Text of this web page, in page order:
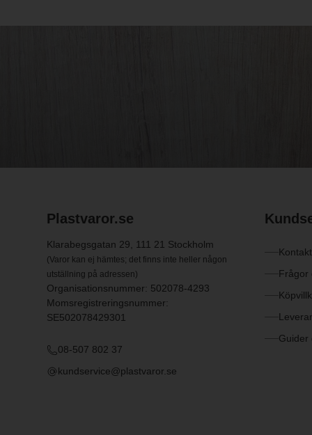
Plastvaror.se
Klarabegsgatan 29, 111 21 Stockholm
(Varor kan ej hämtes; det finns inte heller någon
utställning på adressen)
Organisationsnummer: 502078-4293
Momsregistreringsnummer:
SE502078429301
08-507 802 37
kundservice@plastvaror.se
Frågor
Guider